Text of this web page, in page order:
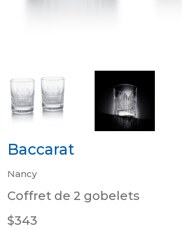
Baccarat
Nancy
Coffret de 2 gobelets
$343